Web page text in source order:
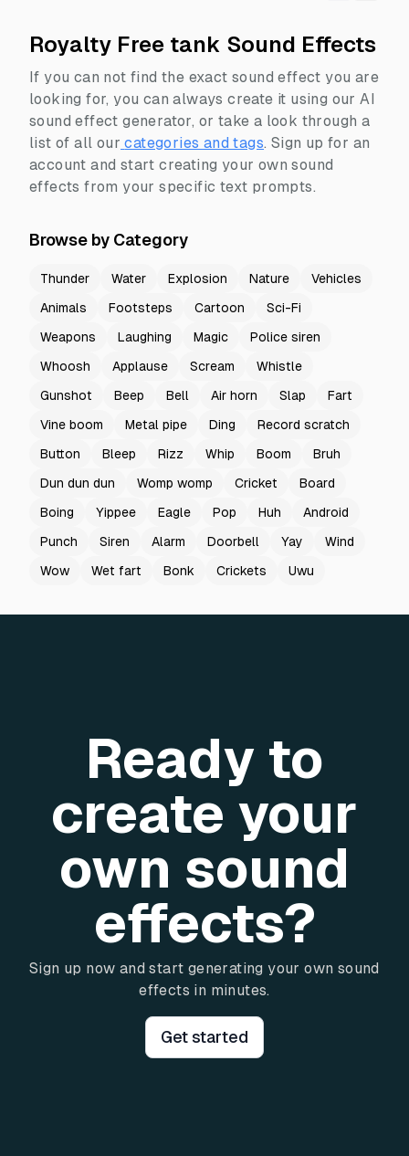
Royalty Free tank Sound Effects
If you can not find the exact sound effect you are
looking for, you can always create it using our AI
sound effect generator, or take a look through a
list of all our categories and tags. Sign up for an
account and start creating your own sound
effects from your specific text prompts.
Browse by Category
Thunder Water Explosion Nature
Vehicles
Animals
Footsteps Cartoon
Sci-Fi
Weapons
Laughing Magic
Police siren
Whoosh
Applause Scream
Whistle
Gunshot
Beep Bell Air horn Slap
Fart
Vine boom
Metal pipe Ding
Record scratch
Button
Bleep Rizz Whip Boom
Bruh
Dun dun dun
Womp womp Cricket
Board
Boing
Yippee Eagle Pop Huh
Android
Punch
Siren Alarm Doorbell Yay
Wind
Wow
Wet fart Bonk Crickets Uwu
Ready to
create your
own sound
effects?
Sign up now and start generating your own sound
effects in minutes.
Get started